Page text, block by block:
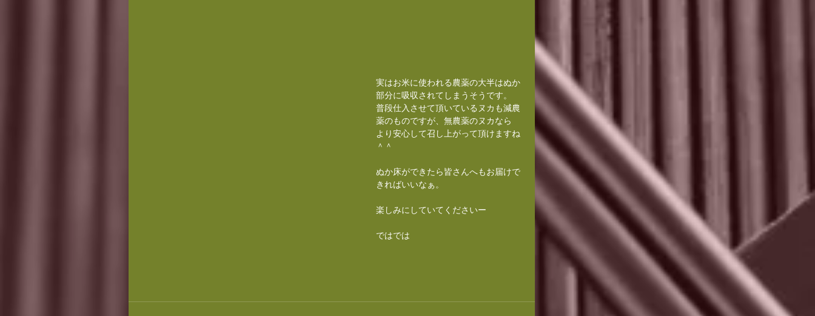
実はお米に使われる農薬の大半はぬか
部分に吸収されてしまうそうです。
普段仕入させて頂いているヌカも減農
薬のものですが、無農薬のヌカなら
より安心して召し上がって頂けますね
＾＾
ぬか床ができたら皆さんへもお届けで
きればいいなぁ。
楽しみにしていてくださいー
ではでは